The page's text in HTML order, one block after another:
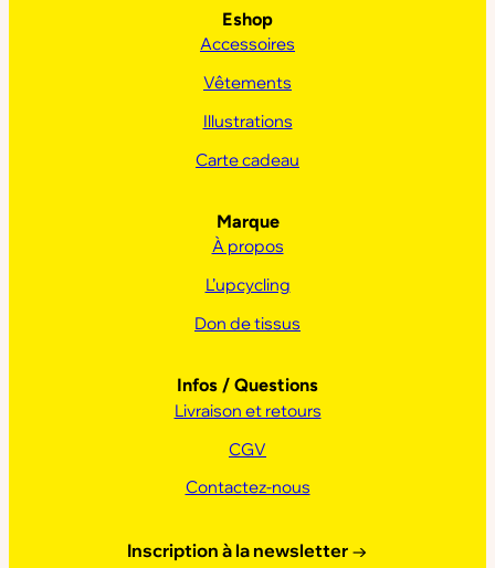
Eshop
Accessoires
Vêtements
Illustrations
Carte cadeau
Marque
À propos
L’upcycling
Don de tissus
Infos / Questions
Livraison et retours
CGV
Contactez-nous
Inscription à la newsletter →